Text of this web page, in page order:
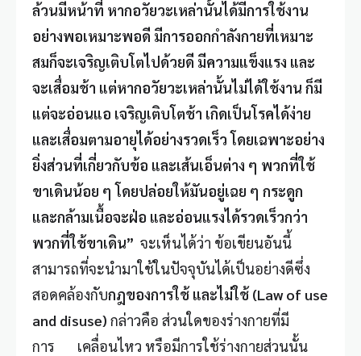
ล้วนมีหน้าที่ หากอวัยวะเหล่านั้นได้มีการใช้งาน
อย่างพอเหมาะพอดี มีการออกกำลังกายที่เหมาะ
สมก็จะเจริญเติบโตไปด้วยดี มีความแข็งแรง และ
จะเสื่อมช้า แต่หากอวัยวะเหล่านั้นไม่ได้ใช้งาน ก็มี
แต่จะอ่อนแอ เจริญเติบโตช้า เกิดเป็นโรคได้ง่าย
และเสื่อมตามอายุได้อย่างรวดเร็ว โดยเฉพาะอย่าง
ยิ่งส่วนที่เกี่ยวกับข้อ และเส้นเอ็นต่าง ๆ พวกที่ใช้
ขาเดินน้อย ๆ โดยปล่อยให้มันอยู่เฉย ๆ กระดูก
และกล้ามเนื้อจะฝ่อ และอ่อนแรงได้รวดเร็วกว่า
พวกที่ใช้ขาเดิน” จะเห็นได้ว่า ข้อเขียนอันนี้
สามารถที่จะนำมาใช้ในปัจจุบันได้เป็นอย่างดีซึ่ง
สอดคล้องกับกฎของการใช้ และไม่ใช้ (Law of use
and disuse) กล่าวคือ ส่วนใดของร่างกายที่มี
การ เคลื่อนไหว หรือมีการใช้ร่างกายส่วนนั้น